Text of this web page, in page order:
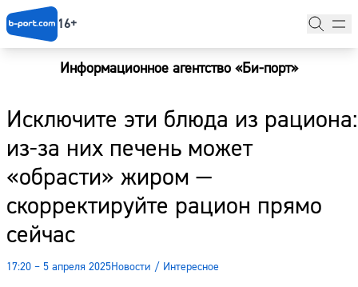
16+
Информационное агентство «Би-порт»
Исключите эти блюда из рациона:
из-за них печень может
«обрасти» жиром —
скорректируйте рацион прямо
сейчас
17:20 – 5 апреля 2025Новости / Интересное
Новости
Наши гости
Фоторепортажи
Погода
Курсы валют